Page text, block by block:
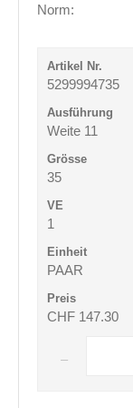
Norm:
5299994735
Weite 11
35
1
PAAR
CHF 147.30